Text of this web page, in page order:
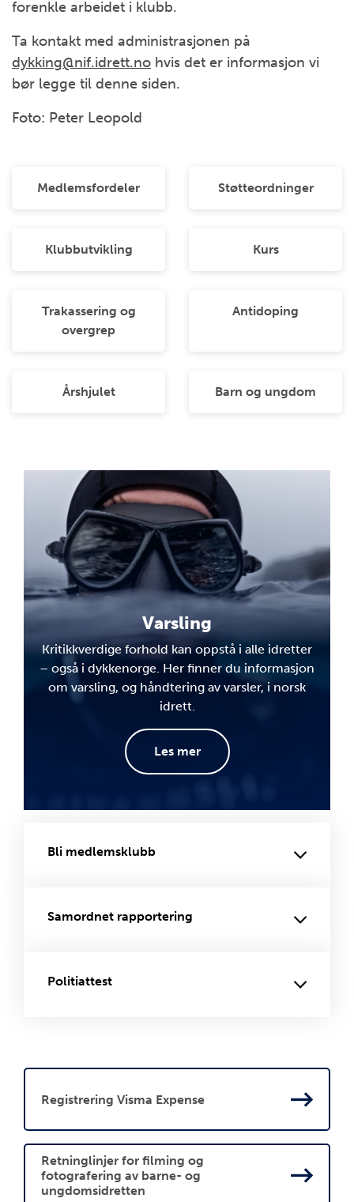
forenkle arbeidet i klubb.
Ta kontakt med administrasjonen på
dykking@nif.idrett.no hvis det er informasjon vi
bør legge til denne siden.
Foto: Peter Leopold
Medlemsfordeler Støtteordninger
Klubbutvikling Kurs
Trakassering og
overgrep
Antidoping
Årshjulet Barn og ungdom
Varsling
Kritikkverdige forhold kan oppstå i alle idretter
– også i dykkenorge. Her finner du informasjon
om varsling, og håndtering av varsler, i norsk
idrett.
Les mer
Bli medlemsklubb
Samordnet rapportering
Politiattest
Registrering Visma Expense
Retninglinjer for filming og
fotografering av barne- og
ungdomsidretten